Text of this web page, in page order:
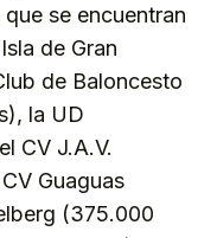
se encuentran
de Gran
de Baloncesto
la UD
CV J.A.V.
Guaguas
(375.000